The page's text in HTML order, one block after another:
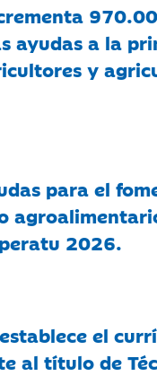
ayudas a la
y
para el
2026.
el
al título de